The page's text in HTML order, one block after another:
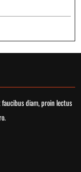
diam, proin lectus